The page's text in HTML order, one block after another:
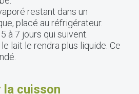
restant dans un
placé au réfrigérateur.
à 7 jours qui suivent.
lait le rendra plus liquide. Ce
la cuisson